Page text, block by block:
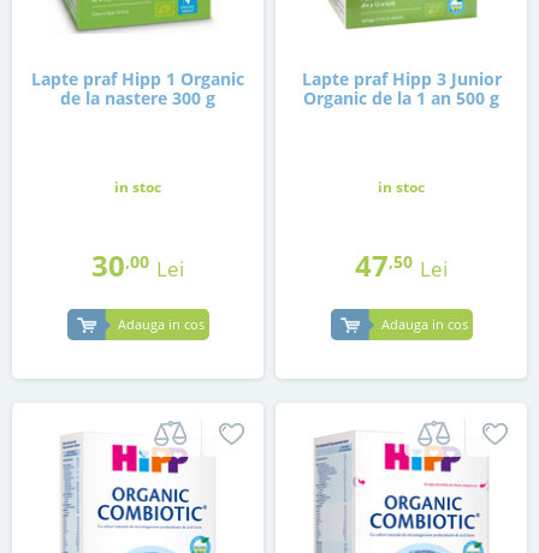
Lapte praf Hipp 1 Organic
de la nastere 300 g
in stoc
30,00 Lei
Adauga in cos
Lapte praf Hipp 3 Junior
Organic de la 1 an 500 g
in stoc
47,50 Lei
Adauga in cos